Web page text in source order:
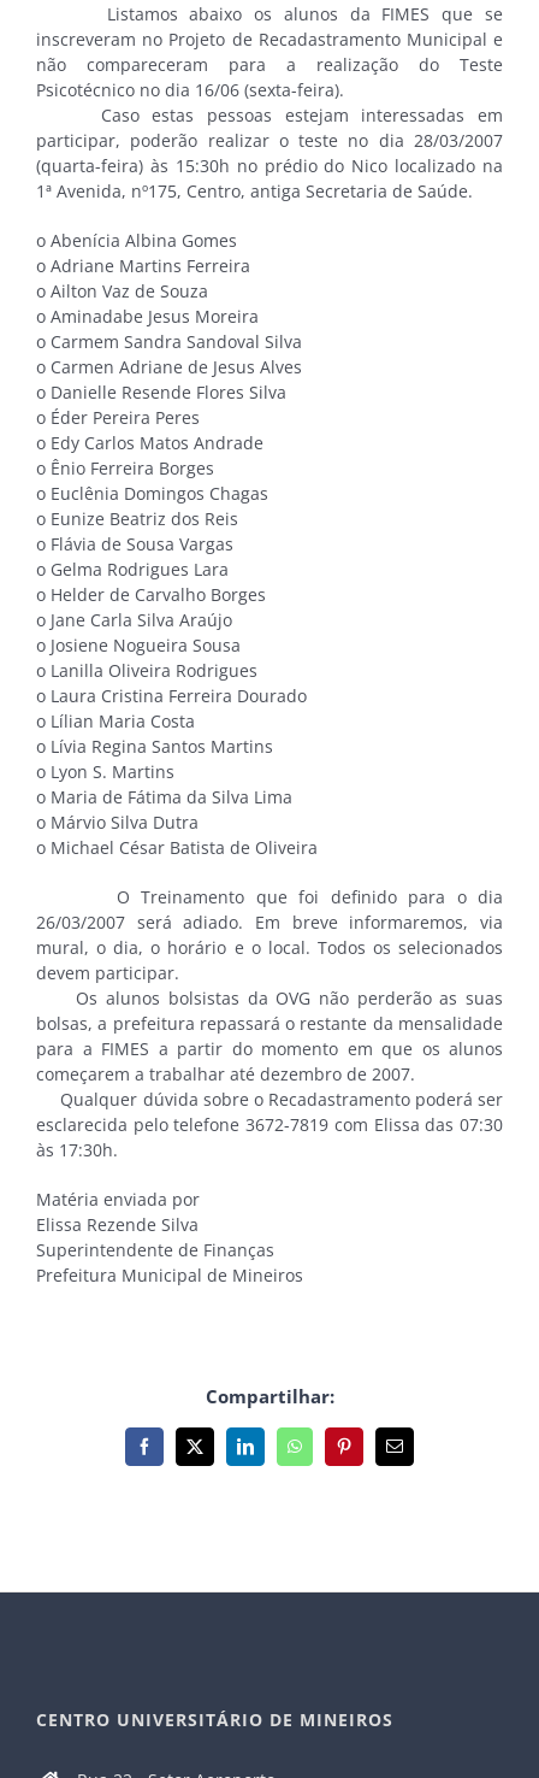
Listamos abaixo os alunos da FIMES que se
inscreveram no Projeto de Recadastramento Municipal e
não compareceram para a realização do Teste
Psicotécnico no dia 16/06 (sexta-feira).
Caso estas pessoas estejam interessadas em
participar, poderão realizar o teste no dia 28/03/2007
(quarta-feira) às 15:30h no prédio do Nico localizado na
1ª Avenida, nº175, Centro, antiga Secretaria de Saúde.
o Abenícia Albina Gomes
o Adriane Martins Ferreira
o Ailton Vaz de Souza
o Aminadabe Jesus Moreira
o Carmem Sandra Sandoval Silva
o Carmen Adriane de Jesus Alves
o Danielle Resende Flores Silva
o Éder Pereira Peres
o Edy Carlos Matos Andrade
o Ênio Ferreira Borges
o Euclênia Domingos Chagas
o Eunize Beatriz dos Reis
o Flávia de Sousa Vargas
o Gelma Rodrigues Lara
o Helder de Carvalho Borges
o Jane Carla Silva Araújo
o Josiene Nogueira Sousa
o Lanilla Oliveira Rodrigues
o Laura Cristina Ferreira Dourado
o Lílian Maria Costa
o Lívia Regina Santos Martins
o Lyon S. Martins
o Maria de Fátima da Silva Lima
o Márvio Silva Dutra
o Michael César Batista de Oliveira
O Treinamento que foi definido para o dia
26/03/2007 será adiado. Em breve informaremos, via
mural, o dia, o horário e o local. Todos os selecionados
devem participar.
Os alunos bolsistas da OVG não perderão as suas
bolsas, a prefeitura repassará o restante da mensalidade
para a FIMES a partir do momento em que os alunos
começarem a trabalhar até dezembro de 2007.
Qualquer dúvida sobre o Recadastramento poderá ser
esclarecida pelo telefone 3672-7819 com Elissa das 07:30
às 17:30h.
Matéria enviada por
Elissa Rezende Silva
Superintendente de Finanças
Prefeitura Municipal de Mineiros
Compartilhar:
Facebook
X LinkedInWhatsAppPinterest
E-
mail
CENTRO UNIVERSITÁRIO DE MINEIROS